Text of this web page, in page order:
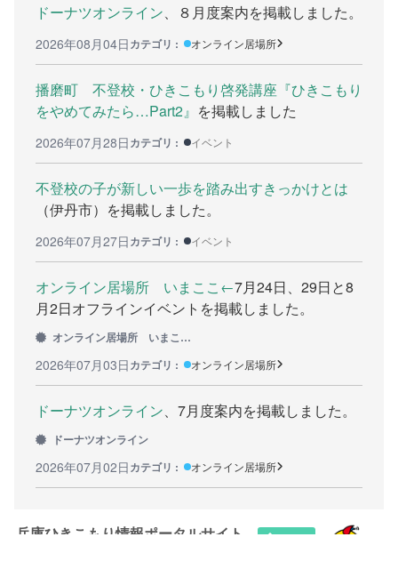
相談する前に
兵庫県ひきこもり総合支援センター
兵庫ひきこもり相談支援センター
カウンセリング機関
働く前に
ボランティアしたい方への情報
就職の相談や情報
学びたい方へ
研修や講座
全寮制の県立フリースクール
ドーナツオンライン 、８月度案内を掲載しました。
2026年08月04日カテゴリ : オンライン居場所
播磨町 不登校・ひきこもり啓発講座『ひきこもり
をやめてみたら…Part2』 を掲載しました
2026年07月28日カテゴリ : イベント
不登校の子が新しい一歩を踏み出すきっかけとは
（伊丹市）を掲載しました。
2026年07月27日カテゴリ : イベント
オンライン居場所 いまここ←7月24日、29日と8
月2日オフラインイベントを掲載しました。
オンライン居場所 いまここ←
2026年07月03日カテゴリ : オンライン居場所
ドーナツオンライン 、7月度案内を掲載しました。
ドーナツオンライン
2026年07月02日カテゴリ : オンライン居場所
兵庫ひきこもり情報ポータルサイト